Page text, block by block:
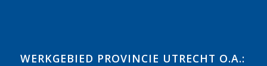
WERKGEBIED PROVINCIE UTRECHT O.A.: